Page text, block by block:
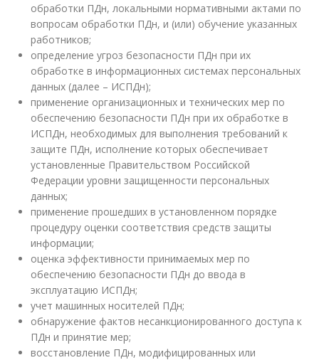
обработки ПДн, локальными нормативными актами по
вопросам обработки ПДн, и (или) обучение указанных
работников;
определение угроз безопасности ПДн при их
обработке в информационных системах персональных
данных (далее – ИСПДн);
применение организационных и технических мер по
обеспечению безопасности ПДн при их обработке в
ИСПДн, необходимых для выполнения требований к
защите ПДн, исполнение которых обеспечивает
установленные Правительством Российской
Федерации уровни защищенности персональных
данных;
применение прошедших в установленном порядке
процедуру оценки соответствия средств защиты
информации;
оценка эффективности принимаемых мер по
обеспечению безопасности ПДн до ввода в
эксплуатацию ИСПДн;
учет машинных носителей ПДн;
обнаружение фактов несанкционированного доступа к
ПДн и принятие мер;
восстановление ПДн, модифицированных или